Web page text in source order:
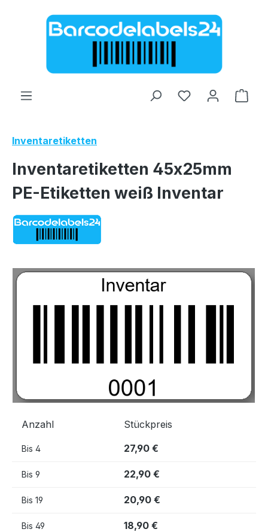
Zum Hauptinhalt springen
Inventaretiketten
Inventaretiketten 45x25mm
PE-Etiketten weiß Inventar
Bildergalerie überspringen
Anzahl Stückpreis
Bis 4 27,90 €
Bis 9 22,90 €
Bis 19 20,90 €
Bis 49 18,90 €